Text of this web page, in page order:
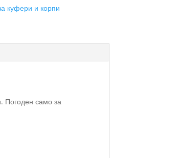
куфери и корпи
Погоден само за